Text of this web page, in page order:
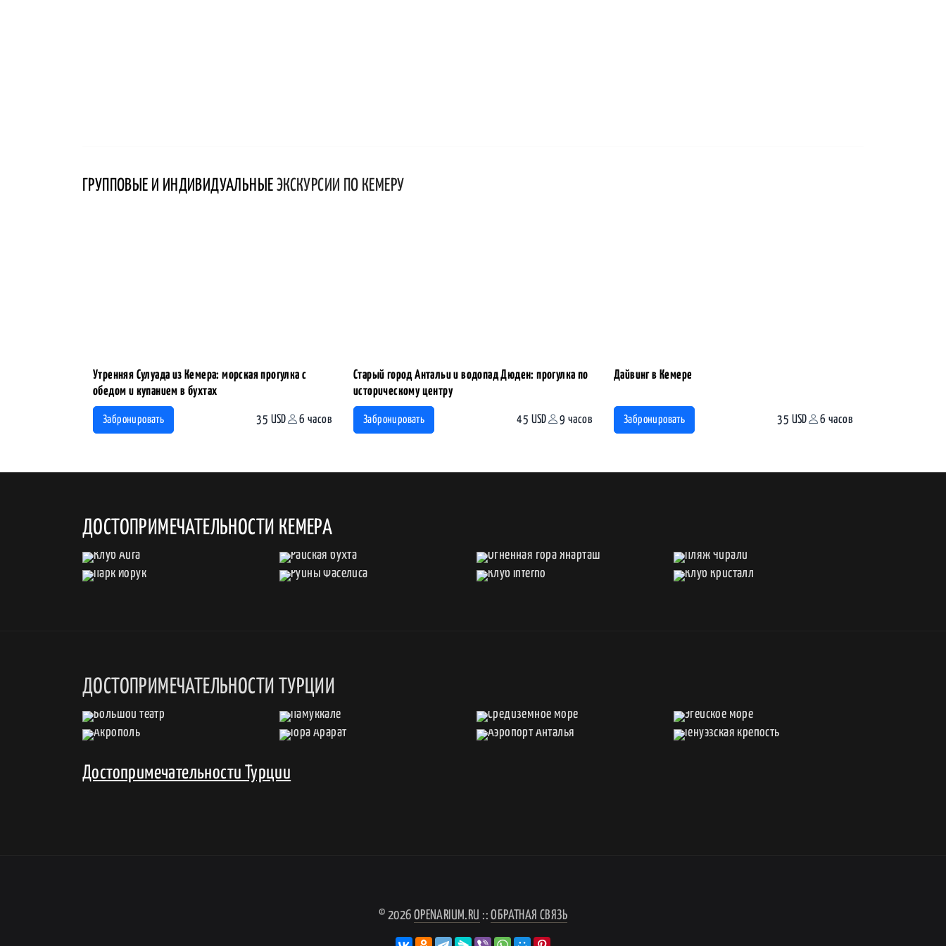
ГРУППОВЫЕ И ИНДИВИДУАЛЬНЫЕ ЭКСКУРСИИ ПО КЕМЕРУ
Утренняя Сулуада из Кемера: морская прогулка с
обедом и купанием в бухтах
Забронировать 35 USD 6 часов
Старый город Антальи и водопад Дюден: прогулка по
историческому центру
Забронировать 45 USD 9 часов
Дайвинг в Кемере
Забронировать 35 USD 6 часов
ДОСТОПРИМЕЧАТЕЛЬНОСТИ КЕМЕРА
ДОСТОПРИМЕЧАТЕЛЬНОСТИ ТУРЦИИ
Достопримечательности Турции
© 2026 OPENARIUM.RU ::ОБРАТНАЯ СВЯЗЬ